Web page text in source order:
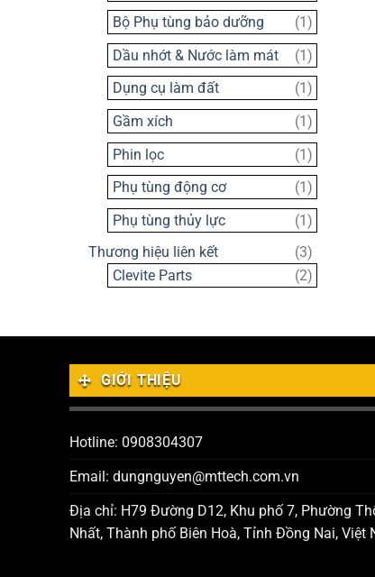
phẩm
sản
phẩm
Bộ Phụ tùng bảo dưỡng 1 1
sản
phẩm
Dầu nhớt & Nước làm mát 11
sản
phẩm
Dụng cụ làm đất 1 1
sản
phẩm
Gầm xích 11
sản
phẩm
Phin lọc 11
sản
phẩm
Phụ tùng động cơ 1 1
sản
phẩm
Phụ tùng thủy lực 11
sản
phẩm
Thương hiệu liên kết 33
sản
Clevite Parts 22
GIỚI THIỆU
Hotline: 0908304307
Email: dungnguyen@mttech.com.vn
Địa chỉ: H79 Đường D12, Khu phố 7, Phường
Nhất, Thành phố Biên Hoà, Tỉnh Đồng Nai, Việt